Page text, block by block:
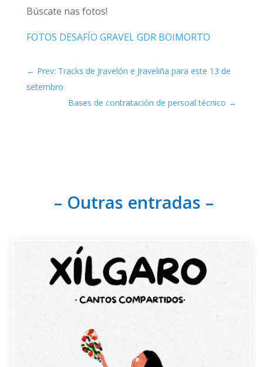
Búscate nas fotos!
FOTOS DESAFÍO GRAVEL GDR BOIMORTO
← Prev: Tracks de Jravelón e Jraveliña para este 13 de
setembro
Bases de contratación de persoal técnico →
– Outras entradas –